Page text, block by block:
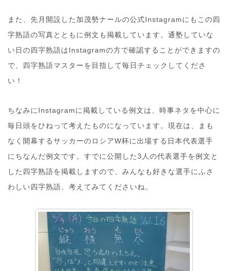
また、先月開設した加茂勢ナールの公式Instagramにもこの四
字熟語の写真とともに例文も掲載しています。通塾していな
い日の四字熟語はInstagramの方で確認することができますの
で、四字熟語マスターを目指して毎日チェックしてくださ
い！
ちなみにInstagramに掲載している例文は、時事ネタを中心に
毎日頭をひねって考えたものになっています。現在は、まも
なく開幕するサッカーのロシアW杯に出場する日本代表選手
にちなんだ例文です。すでに公開した3人の代表選手を例文と
した四字熟語を掲載しますので、みんなも好きな選手にふさ
わしい四字熟語、考えてみてくださいね。